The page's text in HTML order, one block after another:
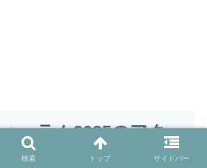
ーラム2025のアク
検索 トップ サイドバー